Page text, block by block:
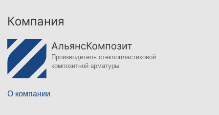
Компания
АльянсКомпозит
Производитель стеклопластиковой
композитной арматуры
О компании